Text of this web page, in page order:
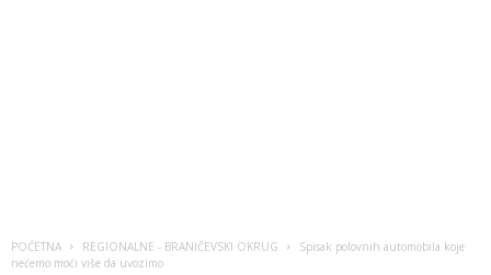
POČETNA REGIONALNE - BRANIČEVSKI OKRUG
Spisak polovnih automobila koje
nećemo moći više da uvozimo